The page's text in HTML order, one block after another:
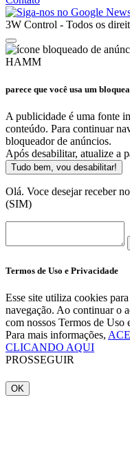
3W Control - Todos os
HAMM
parece que você usa um
A publicidade é uma fonte
conteúdo. Para continuar
bloqueador de anúncios.
Após desabilitar, atualize a
Tudo bem, vou desabilitar!
Olá. Voce desejar receber
(SIM)
Termos de Uso e Privacidade
Esse site utiliza cookies
navegação. Ao continuar o
com nossos Termos de Uso
Para mais informações,
CLICANDO AQUI
PROSSEGUIR
OK